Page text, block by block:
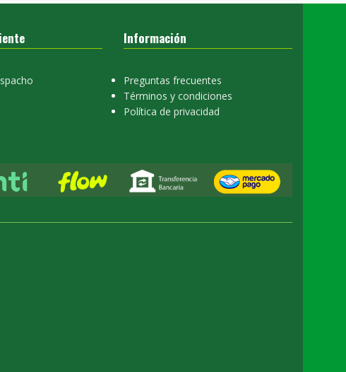
Información
Preguntas frecuentes
Términos y condiciones
Política de privacidad